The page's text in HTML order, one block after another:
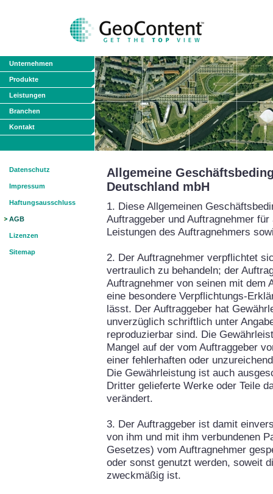
Unternehmen
Produkte
Leistungen
Branchen
Kontakt
Datenschutz
Impressum
Haftungsausschluss
AGB
Lizenzen
Sitemap
Allgemeine
Deutschland mbH
1. Diese Allgemeinen
Auftraggeber und Auftragnehmer
Leistungen des Auftragnehmers
2. Der Auftragnehmer verpflichtet
vertraulich zu behandeln; der
Auftragnehmer von seinen mit dem
eine besondere Verpflichtungs-
lässt. Der Auftraggeber hat
unverzüglich schriftlich unter
reproduzierbar sind. Die
Mangel auf der vom Auftraggeber
einer fehlerhaften oder
Die Gewährleistung ist auch
Dritter gelieferte Werke oder Teile
verändert.
3. Der Auftraggeber ist damit
von ihm und mit ihm verbundenen
Gesetzes) vom Auftragnehmer
oder sonst genutzt werden, soweit
zweckmäßig ist.